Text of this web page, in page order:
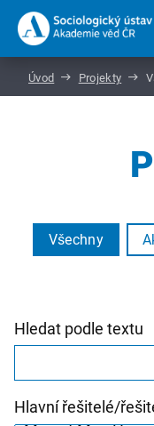
Úvod Projekty
Všechny
Hledat podle textu
Hlavní řešitelé/